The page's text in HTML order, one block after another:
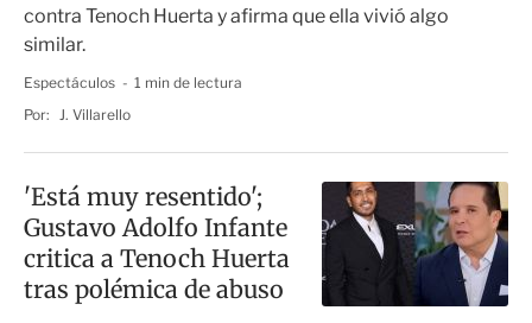
contra Tenoch Huerta y afirma que ella vivió algo
similar.
Espectáculos
1 min de lectura
Por: J. Villarello
'Está muy resentido';
Gustavo Adolfo Infante
critica a Tenoch Huerta
tras polémica de abuso